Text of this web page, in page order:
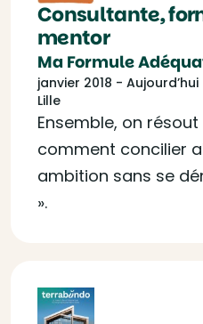
Consultante,
mentor
Ma Formule
janvier 2018 - Aujourd’hui
Lille
Ensemble, on résout
comment concilier
ambition sans se
».